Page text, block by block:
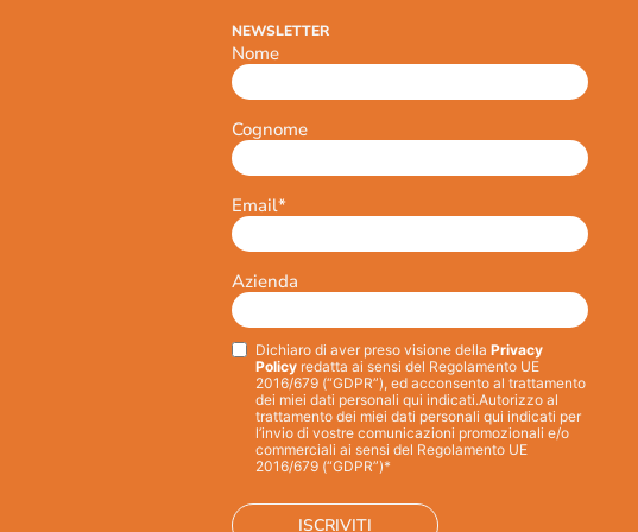
NEWSLETTER
Nome
Cognome
Email*
Azienda
Privacy*
Dichiaro di aver preso visione della Privacy
Policy redatta ai sensi del Regolamento UE
2016/679 (“GDPR”), ed acconsento al trattamento
dei miei dati personali qui indicati.Autorizzo al
trattamento dei miei dati personali qui indicati per
l’invio di vostre comunicazioni promozionali e/o
commerciali ai sensi del Regolamento UE
2016/679 (“GDPR”)*